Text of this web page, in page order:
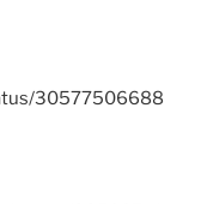
30577506688